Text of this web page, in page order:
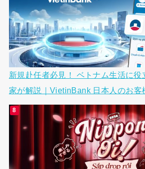
新規赴任者必見！ ベトナム生活に役
家が解説｜VietinBank 日本人のお客